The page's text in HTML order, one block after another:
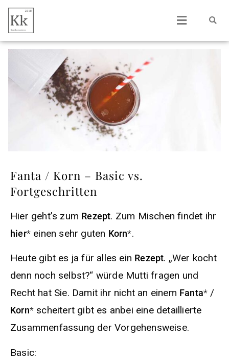
Fanta / Korn – Basic vs.
Fortgeschritten
Hier geht’s zum Rezept. Zum Mischen findet ihr
hier einen sehr guten Korn .
Heute gibt es ja für alles ein Rezept. „Wer kocht
denn noch selbst?“ würde Mutti fragen und
Recht hat Sie. Damit ihr nicht an einem Fanta /
Korn
scheitert gibt es anbei eine detaillierte
Zusammenfassung der Vorgehensweise.
Basic: